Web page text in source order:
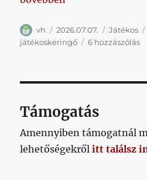
Szerző
vh Közzétéve
2026.07.07. Kategória
Játékos
játékoskeringő
6 hozzászólás
Támogatás
Amennyiben támogatnál
lehetőségekrőlitt találsz